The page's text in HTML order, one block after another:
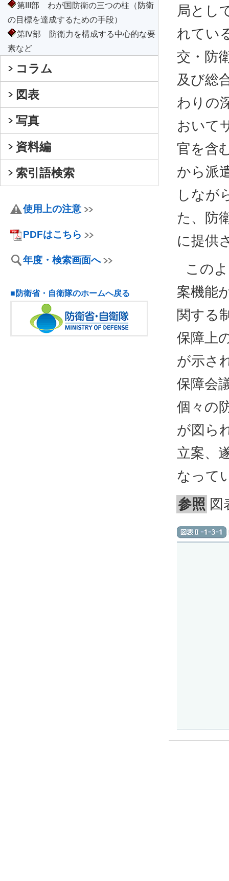
第III部 わが国防衛の三つの柱（防衛
の目標を達成するための手段）
第IV部 防衛力を構成する中心的な要
素など
コラム
図表
写真
資料編
索引語検索
使用上の注意
PDFはこちら
年度・検索画面へ
■防衛省・自衛隊のホームへ戻る
局とし
れてい
交・防
及び総
わりの
おいて
官を含
から派
しなが
た、防
に提供
この
案機能
関する
保障上
が示さ
保障会
個々の
が図ら
立案、
なって
参照 図